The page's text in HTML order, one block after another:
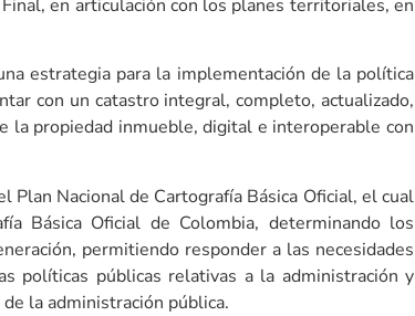
en articulación con los planes territoriales, en
estrategia para la implementación de la política
con un catastro integral, completo, actualizado,
la propiedad inmueble, digital e interoperable con
Nacional de Cartografía Básica Oficial, el cual
Básica Oficial de Colombia, determinando los
permitiendo responder a las necesidades
políticas públicas relativas a la administración y
la administración pública.